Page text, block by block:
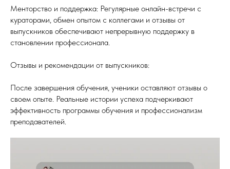
Менторство и поддержка: Регулярные онлайн-встречи с
кураторами, обмен опытом с коллегами и отзывы от
выпускников обеспечивают непрерывную поддержку в
становлении профессионала.
Отзывы и рекомендации от выпускников:
После завершения обучения, ученики оставляют отзывы о
своем опыте. Реальные истории успеха подчеркивают
эффективность программы обучения и профессионализм
преподавателей.